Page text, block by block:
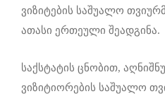
ვიზიტების საშუალო
ათასი ერთეული შეადგინა.
საქსტატის ცნობით,
ვიზიტიორების საშუალო